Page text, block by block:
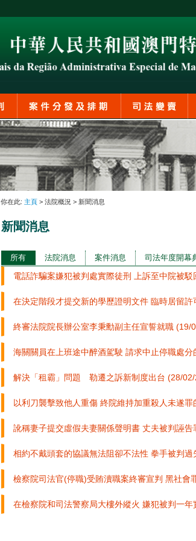
你在此:主頁 > 法院概況 > 新聞消息
新聞消息
所有 法院消息 案件消息 司法年度開幕
電話詐騙案嫌犯被判處實際徒刑 上訴至中院被
在決定階段才提交新的學歷證明文件 臨時居留
終審法院院長辦公室李秉勳副主任宣誓就職 (19/
海關關員在上班途中醉酒駕駛 請求中止停職處
解決「租霸」問題 勒遷之訴新制度出台 (28/
以利刀襲擊致他人重傷 終院維持加重殺人未遂
訛稱妻子提交虛假夫妻關係聲明書 丈夫被判誣
相約不戴頭套的協議無法阻卻不法性 拳手被判
檢察院司法官(停職)受賄瀆職案終審宣判 黑社會
在檢察院和司法警察局大樓外縱火 嫌犯被判一